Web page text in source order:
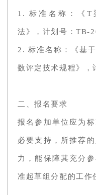
1. 标准名称：《T
法》，计划号：TB-
2. 标准名称：《基
数评定技术规程》，
二、报名要求
报名参加单位应为
必要支持，所推荐
力，能保障其充分
准起草组分配的工作